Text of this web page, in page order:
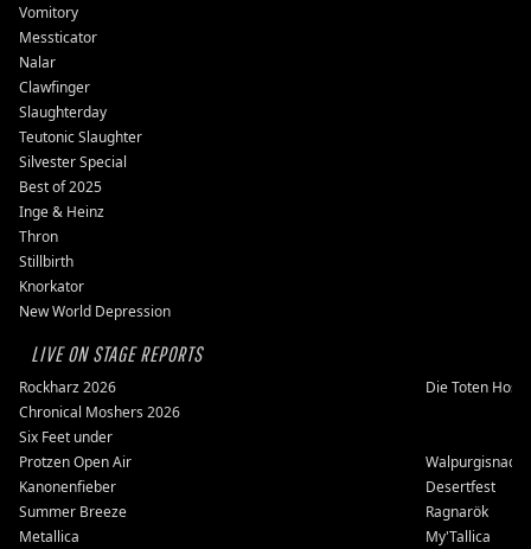
Vomitory
Messticator
Nalar
Clawfinger
Slaughterday
Teutonic Slaughter
Silvester Special
Best of 2025
Inge & Heinz
Thron
Stillbirth
Knorkator
New World Depression
LIVE ON STAGE REPORTS
Rockharz 2026
Die Toten
Chronical Moshers 2026
Six Feet under
Protzen Open Air
Walpurgisnacht
Kanonenfieber
Desertfest
Summer Breeze
Ragnarök
Metallica
My'Tallica